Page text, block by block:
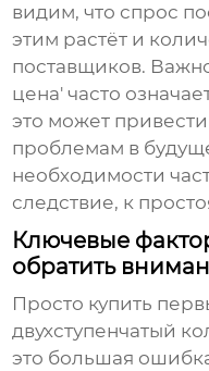
видим, что спрос
этим растёт и
поставщиков.
цена' часто
это может
проблемам в
необходимости
следствие, к
Ключевые
обратить
Просто купить
двухступенчатый
это большая